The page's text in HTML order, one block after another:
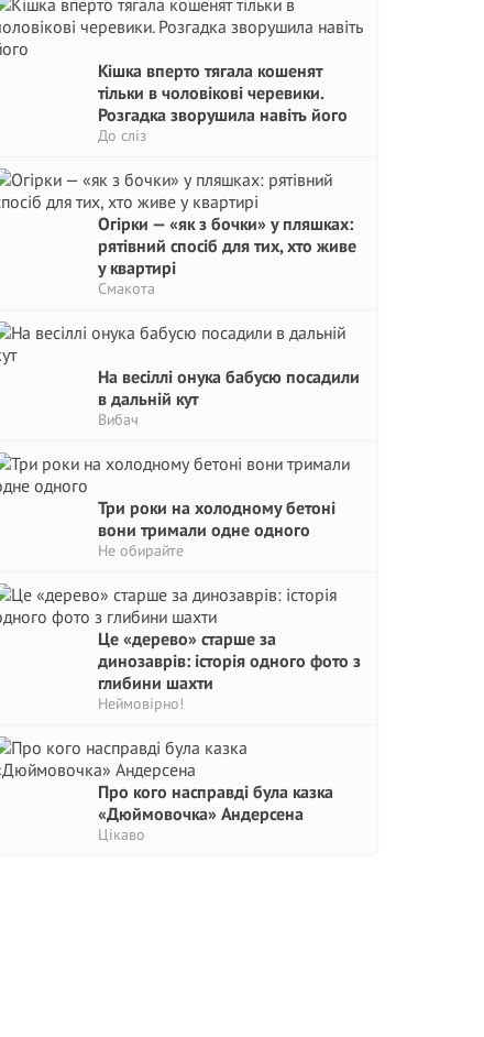
Кішка вперто тягала кошенят
тільки в чоловікові черевики.
Розгадка зворушила навіть його
До сліз
Огірки — «як з бочки» у пляшках:
рятівний спосіб для тих, хто живе
у квартирі
Смакота
На весіллі онука бабусю посадили
в дальній кут
Вибач
Три роки на холодному бетоні
вони тримали одне одного
Не обирайте
Це «дерево» старше за
динозаврів: історія одного фото з
глибини шахти
Неймовірно!
Про кого насправді була казка
«Дюймовочка» Андерсена
Цікаво